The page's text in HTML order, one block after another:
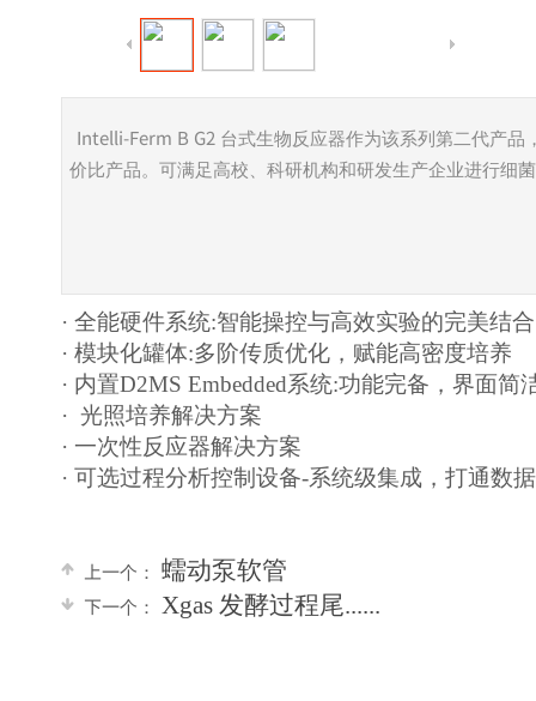
Intelli-Ferm B G2 台式生物反应器作为该系列第二代产
价比产品。可满足高校、科研机构和研发生产企业进行细
· 全能硬件系统:智能操控与高效实验的完美结合
· 模块化罐体:多阶传质优化，赋能高密度培养
· 内置D2MS Embedded系统:功能完备，界面简
· 光照培养解决方案
· 一次性反应器解决方案
· 可选过程分析控制设备-系统级集成，打通数
上一个： 蠕动泵软管
下一个： Xgas 发酵过程尾......